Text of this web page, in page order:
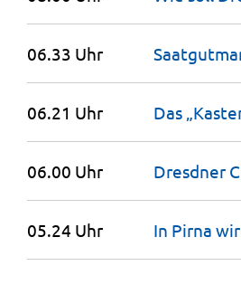
06.33 Uhr
06.21 Uhr Das
06.00 Uhr Dresdner
05.24 Uhr In Pirna